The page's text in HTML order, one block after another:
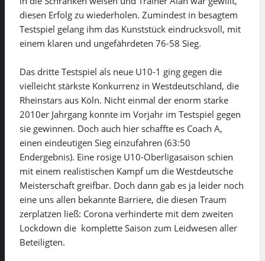
diesen Erfolg zu wiederholen. Zumindest in besagtem
Testspiel gelang ihm das Kunststück eindrucksvoll, mit
einem klaren und ungefährdeten 76-58 Sieg.
Das dritte Testspiel als neue U10-1 ging gegen die
vielleicht stärkste Konkurrenz in Westdeutschland, die
Rheinstars aus Köln. Nicht einmal der enorm starke
2010er Jahrgang konnte im Vorjahr im Testspiel gegen
sie gewinnen. Doch auch hier schaffte es Coach A,
einen eindeutigen Sieg einzufahren (63:50
Endergebnis). Eine rosige U10-Oberligasaison schien
mit einem realistischen Kampf um die Westdeutsche
Meisterschaft greifbar. Doch dann gab es ja leider noch
eine uns allen bekannte Barriere, die diesen Traum
zerplatzen ließ: Corona verhinderte mit dem zweiten
Lockdown die komplette Saison zum Leidwesen aller
Beteiligten.